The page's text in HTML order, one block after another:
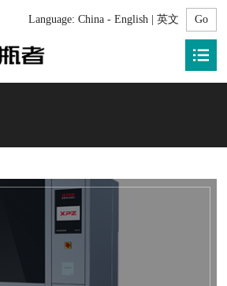
Language: China - English | 英文